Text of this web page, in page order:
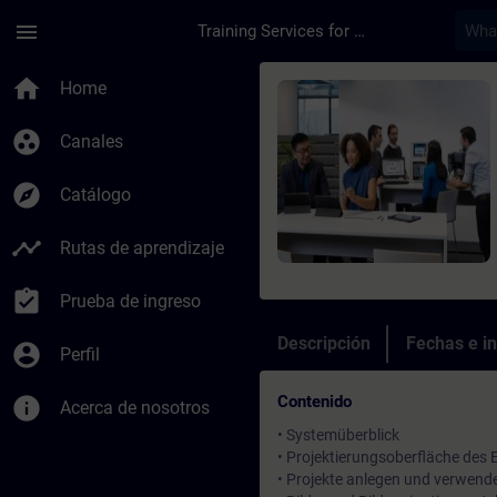
menu Training Services for Digital Industries
home Home
group_work Canales
explore Catálogo
timeline Rutas de aprendizaje
assignment_turned_in Prueba de ingreso
account_circle Perfil
info Acerca de nosotros
Curso -
Descripción Fechas e
Contenido
• Systemüberblick
• Projektierungsoberfläche des
• Projekte anlegen und